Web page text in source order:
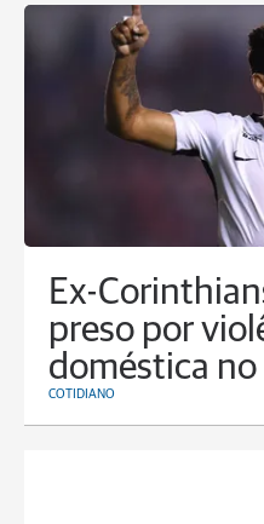
Ex-
preso por
doméstica no
COTIDIANO